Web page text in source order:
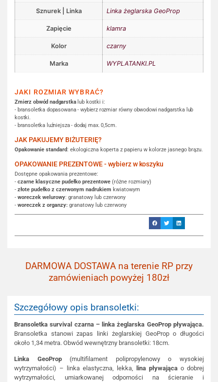
Sznurek | Linka Linka żeglarska GeoProp
Zapięcie klamra
Kolor czarny
Marka WYPLATANKI.PL
JAKI ROZMIAR WYBRAĆ?
Zmierz obwód nadgarstkalub kostki i:
- bransoletka dopasowana - wybierz rozmiar równy obwodowi nadgarstka lub
kostki.
- bransoletka luźniejsza - dodaj max. 0,5cm.
JAK PAKUJEMY BIŻUTERIĘ?
Opakowanie standard: ekologiczna koperta z papieru w kolorze jasnego brązu.
OPAKOWANIE PREZENTOWE - wybierz w koszyku
Dostępne opakowania prezentowe:
- czarne klasyczne pudełko prezentowe (różne rozmiary)
- złote pudełko z czerwonym nadrukiem kwiatowym
- woreczek welurowy: granatowy lub czerwony
- woreczek z organzy: granatowy lub czerwony
DARMOWA DOSTAWA na terenie RP przy
zamówieniach powyżej 180zł
Szczegółowy opis bransoletki:
Bransoletka survival czarna – linka żeglarska GeoProp pływająca.
Bransoletka stanowi zapas linki żeglarskiej GeoProp o długości
około 1,34 metra. Obwód wewnętrzny bransoletki: 18cm.
Linka GeoProp(multifilament polipropylenowy o wysokiej
wytrzymałości) – linka elastyczna, lekka,
lina pływająca o dobrej
wytrzymałości, umiarkowanej odporności na ścieranie i